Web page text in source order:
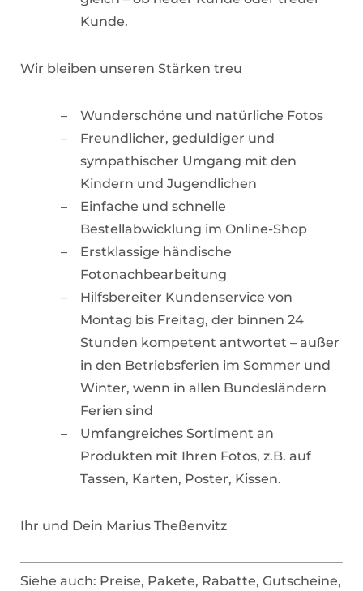
Kunde.
Wir bleiben unseren Stärken treu
Wunderschöne und natürliche Fotos
Freundlicher, geduldiger und
sympathischer Umgang mit den
Kindern und Jugendlichen
Einfache und schnelle
Bestellabwicklung im Online-Shop
Erstklassige händische
Fotonachbearbeitung
Hilfsbereiter Kundenservice von
Montag bis Freitag, der binnen 24
Stunden kompetent antwortet – außer
in den Betriebsferien im Sommer und
Winter, wenn in allen Bundesländern
Ferien sind
Umfangreiches Sortiment an
Produkten mit Ihren Fotos, z.B. auf
Tassen, Karten, Poster, Kissen.
Ihr und Dein Marius Theßenvitz
Siehe auch: Preise, Pakete, Rabatte, Gutscheine,